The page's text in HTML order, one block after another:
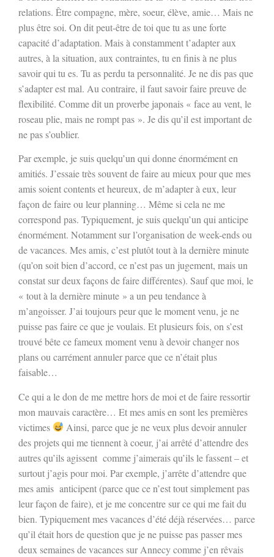
relations. Être compagne, mère, soeur, élève, amie… Mais ne
plus être soi. On dit peut-être de toi que tu as une forte
capacité d’adaptation. Mais à constamment t’adapter aux
autres, à la situation, aux contraintes, tu en finis à ne plus
savoir qui tu es. Tu as perdu ta personnalité. Je ne dis pas que
s’adapter est mal. Au contraire, il faut savoir faire preuve de
flexibilité. Comme dit un proverbe japonais « face au vent, le
roseau plie, mais ne rompt pas ». Je dis qu’il est important de
ne pas s’oublier.
Par exemple, je suis quelqu’un qui donne énormément en
amitiés. J’essaie très souvent de faire au mieux pour que mes
amis soient contents et heureux, de m’adapter à eux, leur
façon de faire ou leur planning… Même si cela ne me
correspond pas. Typiquement, je suis quelqu’un qui anticipe
énormément. Notamment sur l’organisation de week-ends ou
de vacances. Mes amis, c’est plutôt tout à la dernière minute
(qu’on soit bien d’accord, ce n’est pas un jugement, mais un
constat sur deux façons de faire différentes). Sauf que moi, le
« tout à la dernière minute » a un peu tendance à
m’angoisser. J’ai toujours peur que le moment venu, je ne
puisse pas faire ce que je voulais. Et plusieurs fois, on s’est
trouvé bête ce fameux moment venu à devoir changer nos
plans ou carrément annuler parce que ce n’était plus
faisable…
Ce qui a le don de me mettre hors de moi et de faire ressortir
mon mauvais caractère… Et mes amis en sont les premières
victimes
Ainsi, parce que je ne veux plus devoir annuler
des projets qui me tiennent à coeur, j’ai arrêté d’attendre des
autres qu’ils agissent comme j’aimerais qu’ils le fassent – et
surtout j’agis pour moi. Par exemple, j’arrête d’attendre que
mes amis anticipent (parce que ce n’est tout simplement pas
leur façon de faire), et je me concentre sur ce qui me fait du
bien. Typiquement mes vacances d’été déjà réservées… parce
qu’il était hors de question que je ne puisse pas passer mes
deux semaines de vacances sur Annecy comme j’en rêvais